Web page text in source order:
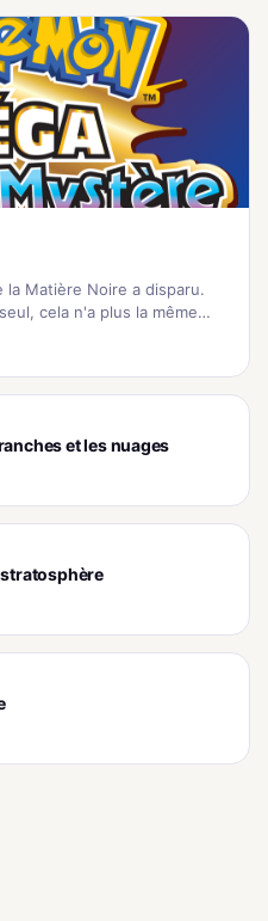
la Matière Noire a disparu.
cela n'a plus la même
avec…
et les nuages
stratosphère